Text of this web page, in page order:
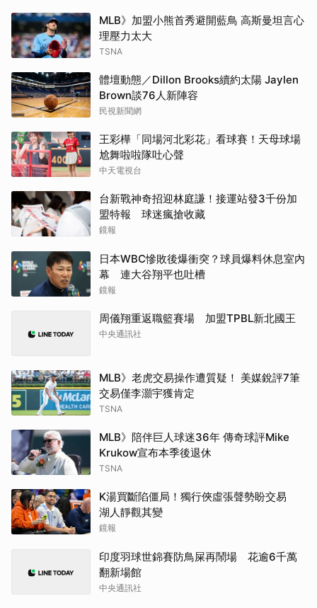
MLB》加盟小熊首秀避開藍鳥 高斯曼坦言心
理壓力太大
TSNA
體壇動態／Dillon Brooks續約太陽 Jaylen
Brown談76人新陣容
民視新聞網
王彩樺「同場河北彩花」看球賽！天母球場
尬舞啦啦隊吐心聲
中天電視台
台新戰神奇招迎林庭謙！接運站發3千份加
盟特報 球迷瘋搶收藏
鏡報
日本WBC慘敗後爆衝突？球員爆料休息室內
幕 連大谷翔平也吐槽
鏡報
周儀翔重返職籃賽場 加盟TPBL新北國王
中央通訊社
MLB》老虎交易操作遭質疑！ 美媒銳評7筆
交易僅李灝宇獲肯定
TSNA
MLB》陪伴巨人球迷36年 傳奇球評Mike
Krukow宣布本季後退休
TSNA
K湯買斷陷僵局！獨行俠虛張聲勢盼交易
湖人靜觀其變
鏡報
印度羽球世錦賽防鳥屎再鬧場 花逾6千萬
翻新場館
中央通訊社